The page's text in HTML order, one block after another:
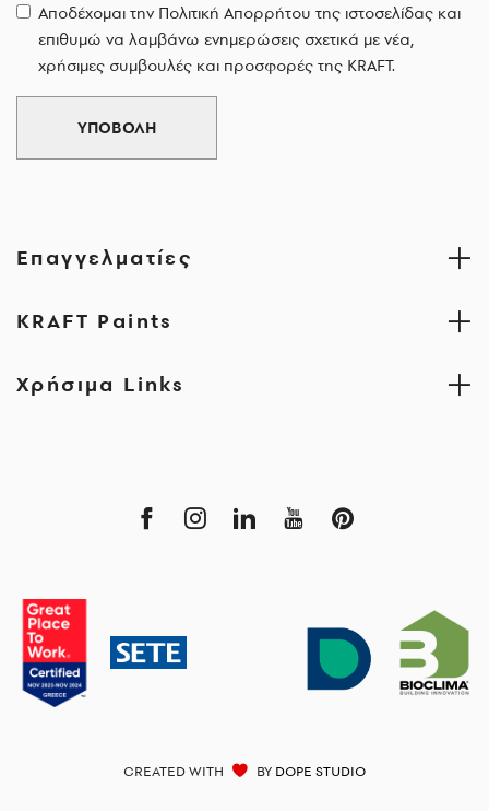
Αποδέχομαι την Πολιτική Απορρήτου της ιστοσελίδας και
επιθυμώ να λαμβάνω ενημερώσεις σχετικά με νέα,
χρήσιμες συμβουλές και προσφορές της KRAFT.
ΥΠΟΒΟΛΗ
Επαγγελματίες
KRAFT Paints
Χρήσιμα Links
CREATED WITH BY DOPE STUDIO